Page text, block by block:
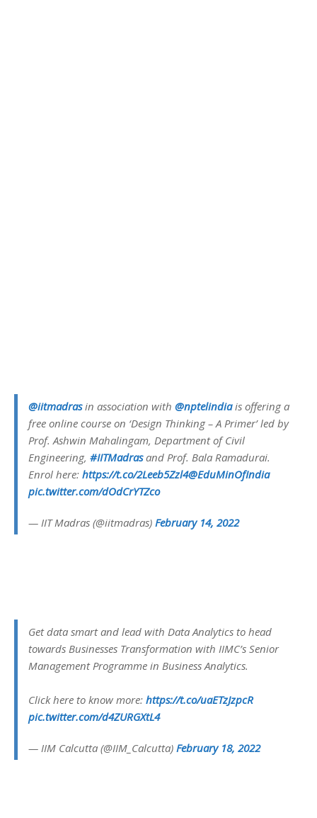
@iitmadrasin association with @nptelindiais offering a
free online course on ‘Design Thinking – A Primer’ led by
Prof. Ashwin Mahalingam, Department of Civil
Engineering, #IITMadrasand Prof. Bala Ramadurai.
Enrol here: https://t.co/2Leeb5Zzl4@EduMinOfIndia
pic.twitter.com/dOdCrYTZco
— IIT Madras (@iitmadras) February 14, 2022
Get data smart and lead with Data Analytics to head
towards Businesses Transformation with IIMC’s Senior
Management Programme in Business Analytics.
Click here to know more: https://t.co/uaETzJzpcR
pic.twitter.com/d4ZURGXtL4
— IIM Calcutta (@IIM_Calcutta) February 18, 2022